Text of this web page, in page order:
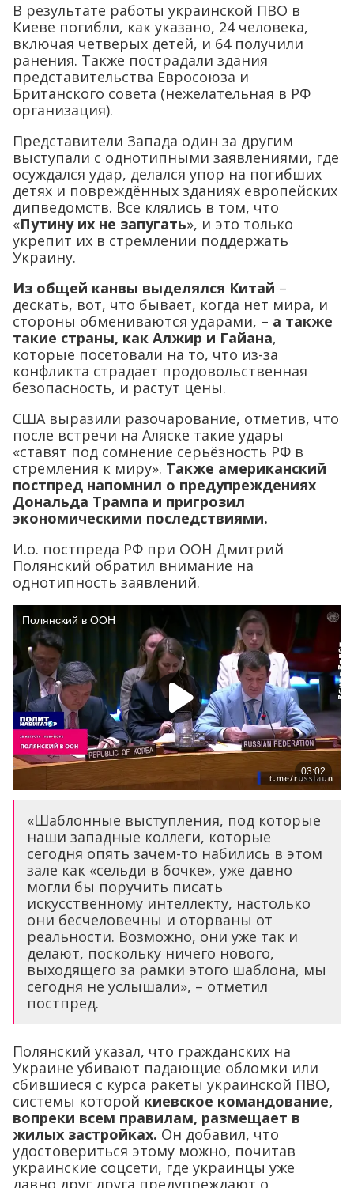
В результате работы украинской ПВО в
Киеве погибли, как указано, 24 человека,
включая четверых детей, и 64 получили
ранения. Также пострадали здания
представительства Евросоюза и
Британского совета (нежелательная в РФ
организация).
Представители Запада один за другим
выступали с однотипными заявлениями, где
осуждался удар, делался упор на погибших
детях и повреждённых зданиях европейских
дипведомств. Все клялись в том, что
«Путину их не запугать», и это только
укрепит их в стремлении поддержать
Украину.
Из общей канвы выделялся Китай –
дескать, вот, что бывает, когда нет мира, и
стороны обмениваются ударами, – а также
такие страны, как Алжир и Гайана,
которые посетовали на то, что из-за
конфликта страдает продовольственная
безопасность, и растут цены.
США выразили разочарование, отметив, что
после встречи на Аляске такие удары
«ставят под сомнение серьёзность РФ в
стремления к миру». Также американский
постпред напомнил о предупреждениях
Дональда Трампа и пригрозил
экономическими последствиями.
И.о. постпреда РФ при ООН Дмитрий
Полянский обратил внимание на
однотипность заявлений.
«Шаблонные выступления, под которые
наши западные коллеги, которые
сегодня опять зачем-то набились в этом
зале как «сельди в бочке», уже давно
могли бы поручить писать
искусственному интеллекту, настолько
они бесчеловечны и оторваны от
реальности. Возможно, они уже так и
делают, поскольку ничего нового,
выходящего за рамки этого шаблона, мы
сегодня не услышали», – отметил
постпред.
Полянский указал, что гражданских на
Украине убивают падающие обломки или
сбившиеся с курса ракеты украинской ПВО,
системы которой киевское командование,
вопреки всем правилам, размещает в
жилых застройках. Он добавил, что
удостовериться этому можно, почитав
украинские соцсети, где украинцы уже